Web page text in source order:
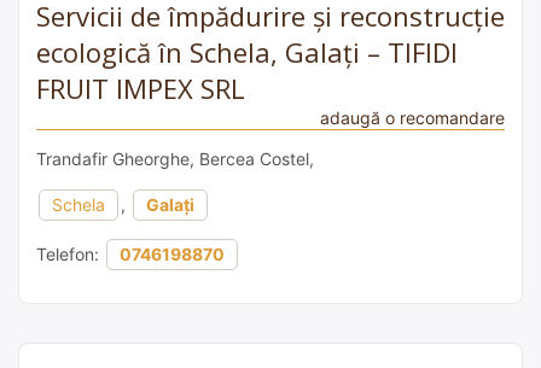
Servicii de împădurire și reconstrucție
ecologică în Schela, Galați – TIFIDI
FRUIT IMPEX SRL
adaugă o recomandare
Trandafir Gheorghe, Bercea Costel,
Schela , Galați
Telefon: 0746198870